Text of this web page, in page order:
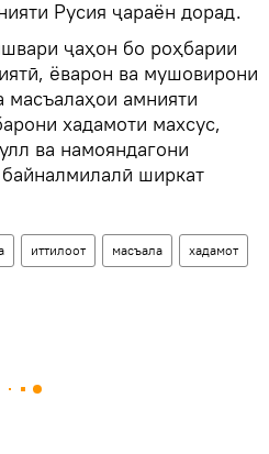
Русия ҷараён дорад.
ҷаҳон бо роҳбарии
ёварон ва мушовирони
масъалаҳои амнияти
хадамоти махсус,
ва намояндагони
ширкат
иттилоот масъала хадамот